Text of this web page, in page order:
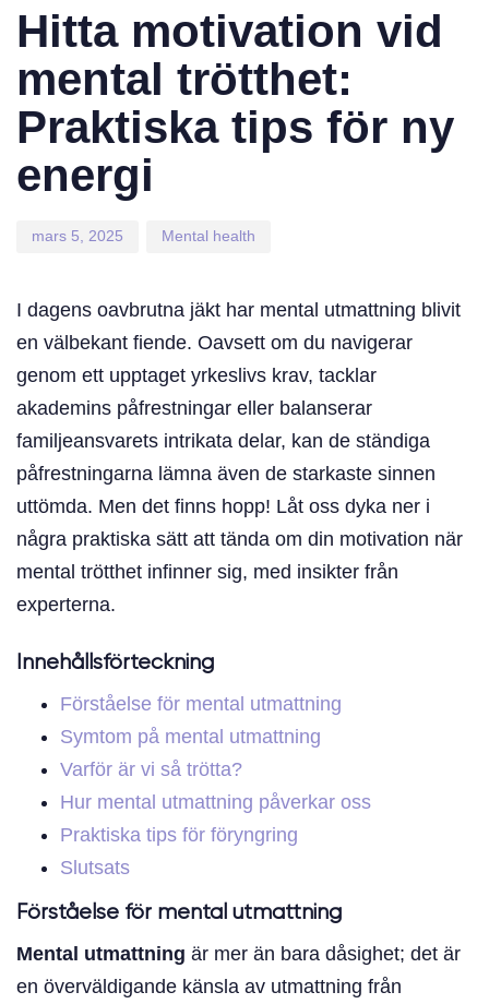
Hitta motivation vid
mental trötthet:
Praktiska tips för ny
energi
on:
mars 5, 2025 Mental health
I dagens oavbrutna jäkt har mental utmattning blivit
en välbekant fiende. Oavsett om du navigerar
genom ett upptaget yrkeslivs krav, tacklar
akademins påfrestningar eller balanserar
familjeansvarets intrikata delar, kan de ständiga
påfrestningarna lämna även de starkaste sinnen
uttömda. Men det finns hopp! Låt oss dyka ner i
några praktiska sätt att tända om din motivation när
mental trötthet infinner sig, med insikter från
experterna.
Innehållsförteckning
Förståelse för mental utmattning
Symtom på mental utmattning
Varför är vi så trötta?
Hur mental utmattning påverkar oss
Praktiska tips för föryngring
Slutsats
Förståelse för mental utmattning
Mental utmattning är mer än bara dåsighet; det är
en överväldigande känsla av utmattning från